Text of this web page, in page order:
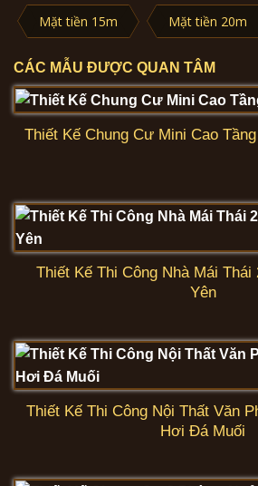
Mặt tiền 15m Mặt tiền 20m
CÁC MẪU ĐƯỢC QUAN TÂM
Thiết Kế Chung Cư Mini Cao
Thiết Kế Thi Công Nhà Mái Thái
Yên
Thiết Kế Thi Công Nội Thất Văn
Hơi Đá Muối